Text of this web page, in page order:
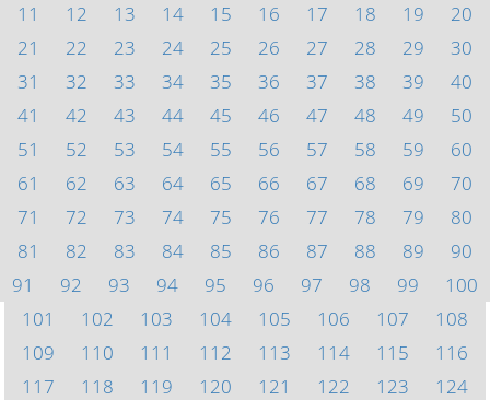
11
12 13 14 15 16 17 18 19
20
21
22 23 24 25 26 27 28 29
30
31
32 33 34 35 36 37 38 39
40
41
42 43 44 45 46 47 48 49
50
51
52 53 54 55 56 57 58 59
60
61
62 63 64 65 66 67 68 69
70
71
72 73 74 75 76 77 78 79
80
81
82 83 84 85 86 87 88 89
90
91
92 93 94 95 96 97 98 99
100
101
102 103 104 105 106 107
108
109
110 111 112 113 114 115
116
117
118 119 120 121 122 123
124